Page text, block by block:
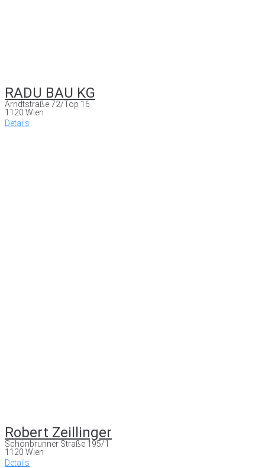
RADU BAU KG
Arndtstraße 72/Top 16
1120 Wien
Details
Robert Zeillinger
Schönbrunner Straße 195/1
1120 Wien
Details